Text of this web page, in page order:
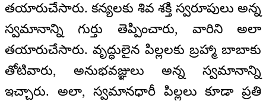
తయారుచేసారు. కన్యలకు శివ శక్తి స్వరూపులు అన్న
స్వమానాన్ని గుర్తు తెప్పించారు, వారిని అలా
తయారుచేసారు. వృద్ధులైన పిల్లలకు బ్రహ్మా బాబాకు
తోటివారు, అనుభవజ్ఞులు అన్న స్వమానాన్ని
ఇచ్చారు. అలా, స్వమానధారీ పిల్లలు కూడా ప్రతి